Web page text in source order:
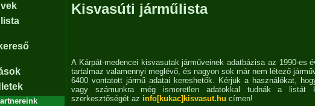
Kisvasúti járműlista
A Kárpát-medencei kisvasutak járműveinek adatbázisa az 1990-es
tartalmaz valamennyi meglévő, és nagyon sok már nem létező
6400 vontatott jármű adatai kereshetők. Kérjük a használókat,
vagy számunkra még ismeretlen adatokkal tudnák a listát
szerkesztőségét az info[kukac]kisvasut.hu címen!